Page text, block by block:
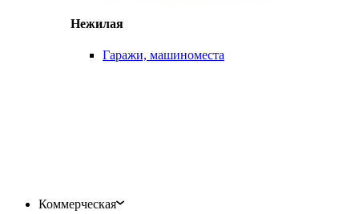
Нежилая
Гаражи, машиноместа
Коммерческая